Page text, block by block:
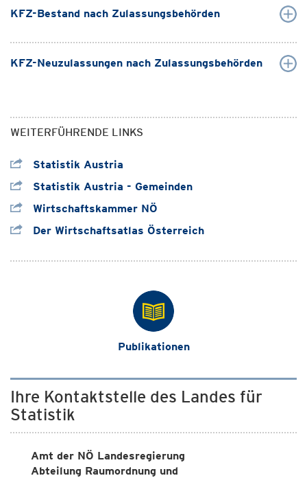
KFZ-Bestand nach Zulassungsbehörden
KFZ-Neuzulassungen nach Zulassungsbehörden
WEITERFÜHRENDE LINKS
Statistik Austria
Statistik Austria - Gemeinden
Wirtschaftskammer NÖ
Der Wirtschaftsatlas Österreich
Publikationen
Ihre Kontaktstelle des Landes für
Statistik
Amt der NÖ Landesregierung
Abteilung Raumordnung und